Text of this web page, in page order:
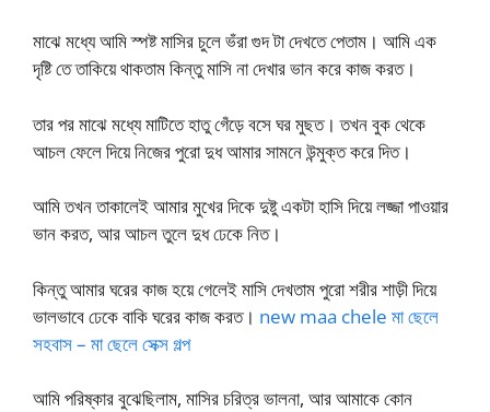
মাঝে মধ্যে আমি স্পষ্ট মাসির চুলে ভঁরা গুদ টা দেখতে পেতাম। আমি এক
দৃষ্টি তে তাকিয়ে থাকতাম কিন্তু মাসি না দেখার ভান করে কাজ করত।
তার পর মাঝে মধ্যে মাটিতে হাতু গেঁড়ে বসে ঘর মুছত। তখন বুক থেকে
আচল ফেলে দিয়ে নিজের পুরো দুধ আমার সামনে উন্মুক্ত করে দিত।
আমি তখন তাকালেই আমার মুখের দিকে দুষ্টু একটা হাসি দিয়ে লজ্জা পাওয়ার
ভান করত, আর আচল তুলে দুধ ঢেকে নিত।
কিন্তু আমার ঘরের কাজ হয়ে গেলেই মাসি দেখতাম পুরো শরীর শাড়ী দিয়ে
ভালভাবে ঢেকে বাকি ঘরের কাজ করত। new maa chele মা ছেলে
সহবাস – মা ছেলে সেক্স গল্প
আমি পরিষ্কার বুঝেছিলাম, মাসির চরিত্র ভালনা, আর আমাকে কোন